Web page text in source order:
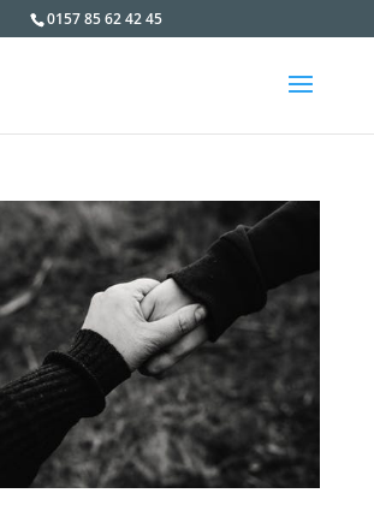
0157 85 62 42 45